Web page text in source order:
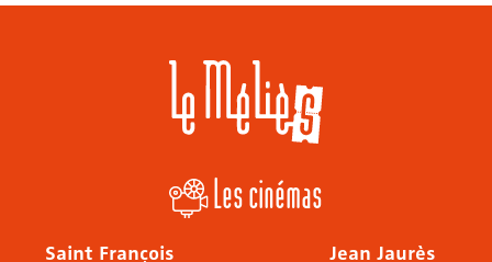
Les cinémas
Saint François Jean Jaurès